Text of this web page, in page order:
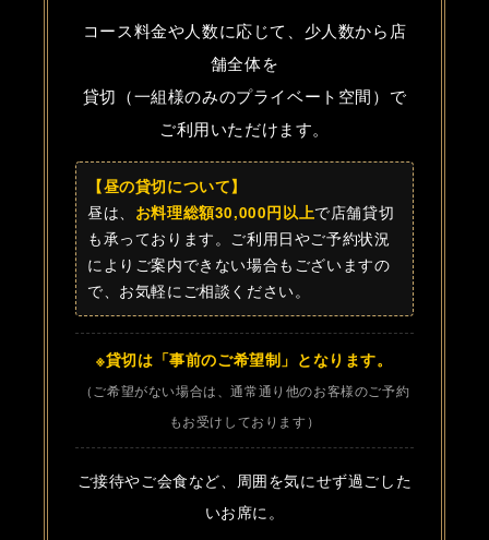
コース料金や人数に応じて、少人数から店
舗全体を
貸切（一組様のみのプライベート空間）で
ご利用いただけます。
【昼の貸切について】
昼は、 お料理総額30,000円以上で店舗貸切
も承っております。ご利用日やご予約状況
によりご案内できない場合もございますの
で、お気軽にご相談ください。
※貸切は「事前のご希望制」となります。
（ご希望がない場合は、通常通り他のお客様のご予約
もお受けしております）
ご接待やご会食など、周囲を気にせず過ごした
いお席に。